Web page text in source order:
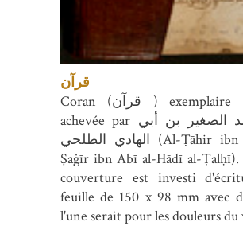
قرآن
Coran (قرآن ) exemplaire complet. Copie
achevée par الطاهر بن محمد الصغير بن أبي
الهادي الطلحي (Al-Ṭāhir ibn Muḥammad al-
Ṣaġīr ibn Abī al-Hādī al-
couverture est investi
feuille de 150 x 98 mm avec
l'une serait pour les douleurs